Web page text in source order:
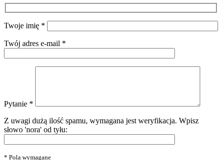
Twoje imię *
Twój adres e-mail *
Pytanie *
Z uwagi dużą ilość spamu, wymagana jest weryfikacja. Wpisz
słowo 'nora' od tyłu:
* Pola wymagane